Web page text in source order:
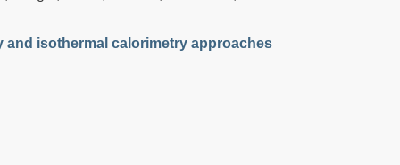
and isothermal calorimetry approaches